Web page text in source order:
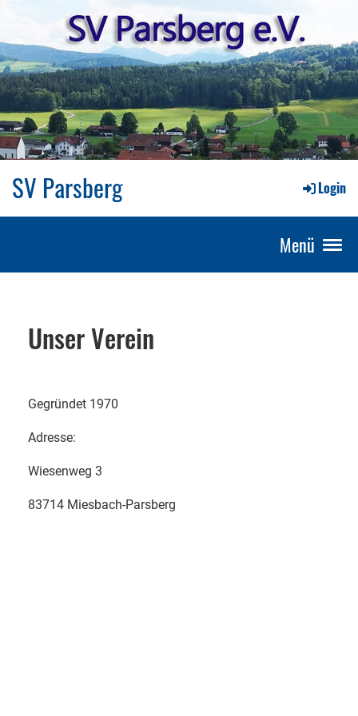
SV Parsberg Login
Menü
Unser Verein
Gegründet 1970
Adresse:
Wiesenweg 3
83714 Miesbach-Parsberg